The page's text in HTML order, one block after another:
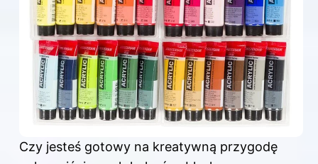
Czy jesteś gotowy na kreatywną przygodę